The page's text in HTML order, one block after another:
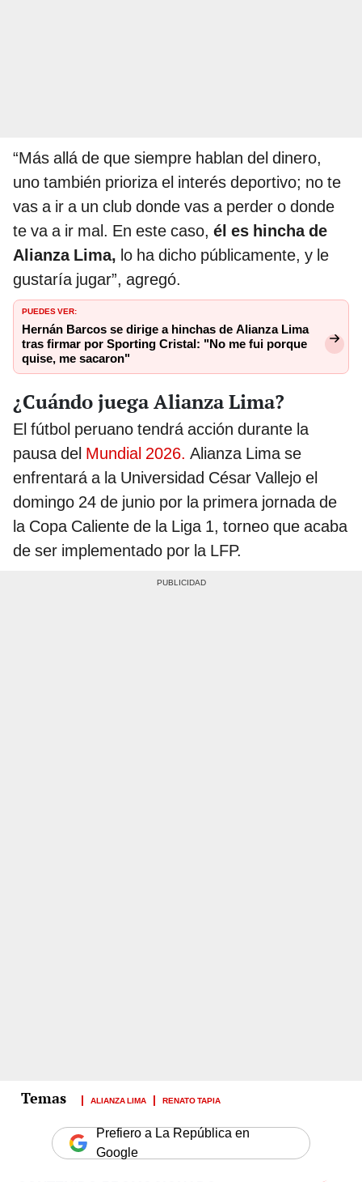
“Más allá de que siempre hablan del dinero,
uno también prioriza el interés deportivo; no te
vas a ir a un club donde vas a perder o donde
te va a ir mal. En este caso, él es hincha de
Alianza Lima, lo ha dicho públicamente, y le
gustaría jugar”, agregó.
PUEDES VER:
Hernán Barcos se dirige a hinchas de Alianza Lima
tras firmar por Sporting Cristal: "No me fui porque
quise, me sacaron"
¿Cuándo juega Alianza Lima?
El fútbol peruano tendrá acción durante la
pausa del Mundial 2026. Alianza Lima se
enfrentará a la Universidad César Vallejo el
domingo 24 de junio por la primera jornada de
la Copa Caliente de la Liga 1, torneo que acaba
de ser implementado por la LFP.
ALIANZA LIMA RENATO TAPIA
Prefiero a La República en
Google